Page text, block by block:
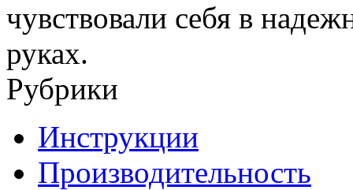
чувствовали себя в
руках.
Рубрики
Инструкции
Производительность